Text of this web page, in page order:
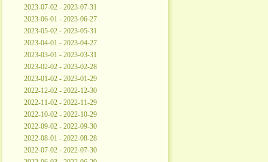
2023-07-02 - 2023-07-31
2023-06-01 - 2023-06-27
2023-05-02 - 2023-05-31
2023-04-01 - 2023-04-27
2023-03-01 - 2023-03-31
2023-02-02 - 2023-02-28
2023-01-02 - 2023-01-29
2022-12-02 - 2022-12-30
2022-11-02 - 2022-11-29
2022-10-02 - 2022-10-29
2022-09-02 - 2022-09-30
2022-08-01 - 2022-08-28
2022-07-02 - 2022-07-30